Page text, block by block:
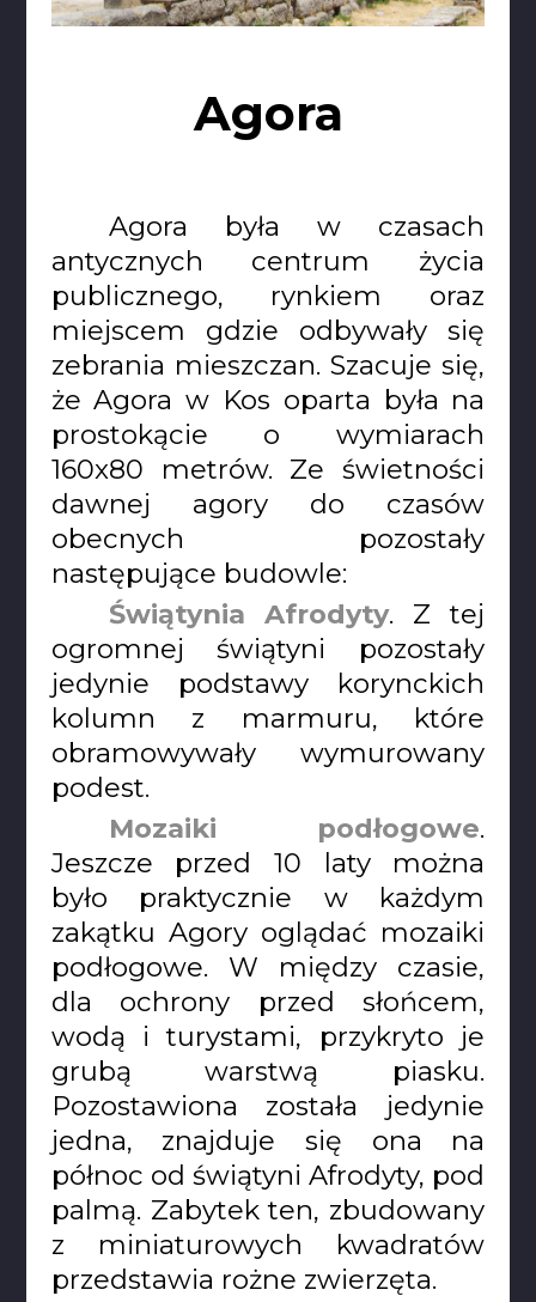
Agora
Agora była w czasach
antycznych centrum życia
publicznego, rynkiem oraz
miejscem gdzie odbywały się
zebrania mieszczan. Szacuje się,
że Agora w Kos oparta była na
prostokącie o wymiarach
160x80 metrów. Ze świetności
dawnej agory do czasów
obecnych pozostały
następujące budowle:
Świątynia Afrodyty. Z tej
ogromnej świątyni pozostały
jedynie podstawy korynckich
kolumn z marmuru, które
obramowywały wymurowany
podest.
Mozaiki podłogowe.
Jeszcze przed 10 laty można
było praktycznie w każdym
zakątku Agory oglądać mozaiki
podłogowe. W między czasie,
dla ochrony przed słońcem,
wodą i turystami, przykryto je
grubą warstwą piasku.
Pozostawiona została jedynie
jedna, znajduje się ona na
północ od świątyni Afrodyty, pod
palmą. Zabytek ten, zbudowany
z miniaturowych kwadratów
przedstawia rożne zwierzęta.